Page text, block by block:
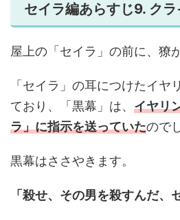
セイラ編あらすじ9. ク
屋上の「セイラ」の前に、獠
「セイラ」の耳につけたイヤ
ており、「黒幕」は、 イヤリ
ラ」に指示を送っていたので
黒幕はささやきます。
「殺せ、その男を殺すんだ、